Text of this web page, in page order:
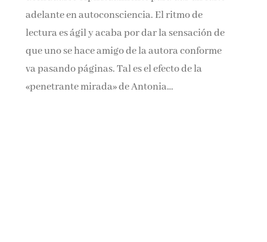
adelante en autoconsciencia. El ritmo de
lectura es ágil y acaba por dar la sensación de
que uno se hace amigo de la autora conforme
va pasando páginas. Tal es el efecto de la
«penetrante mirada» de Antonia…